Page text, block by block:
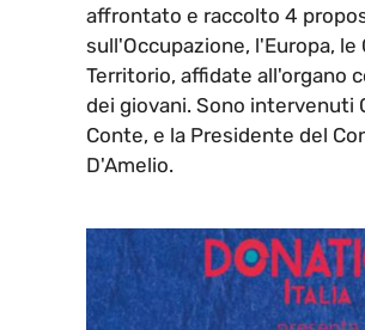
affrontato e raccolto 4
sull'Occupazione, l'Europa,
Territorio, affidate all'organo
dei giovani. Sono intervenuti
Conte, e la Presidente del
D'Amelio.